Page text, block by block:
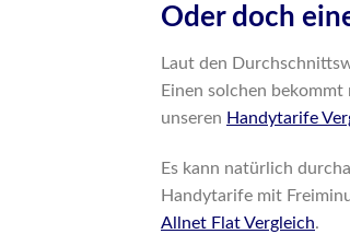
Oder doch
Laut den
Einen solchen
unseren Handytarife
Es kann natürlich
Handytarife mit
Allnet Flat Vergleich.